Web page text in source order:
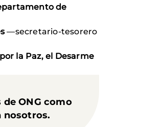
de
—secretario-tesorero
la Paz, el Desarme
ONG como
nosotros.